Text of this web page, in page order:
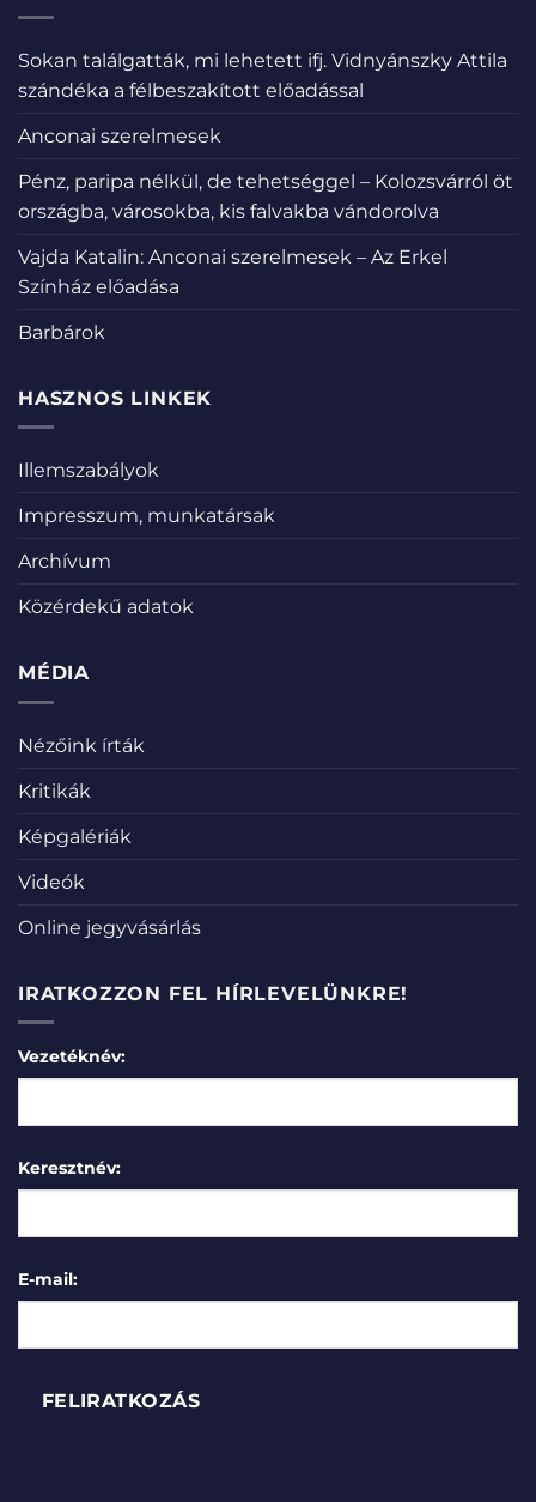
Sokan találgatták, mi lehetett ifj. Vidnyánszky Attila
szándéka a félbeszakított előadással
Anconai szerelmesek
Pénz, paripa nélkül, de tehetséggel – Kolozsvárról öt
országba, városokba, kis falvakba vándorolva
Vajda Katalin: Anconai szerelmesek – Az Erkel
Színház előadása
Barbárok
HASZNOS LINKEK
Illemszabályok
Impresszum, munkatársak
Archívum
Közérdekű adatok
MÉDIA
Nézőink írták
Kritikák
Képgalériák
Videók
Online jegyvásárlás
IRATKOZZON FEL HÍRLEVELÜNKRE!
Vezetéknév:
Keresztnév:
E-mail: